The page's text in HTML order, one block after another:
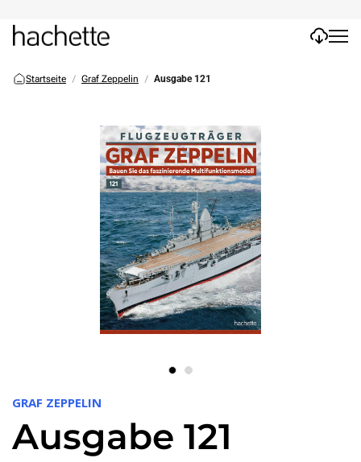
Startseite Graf Zeppelin Ausgabe 121
GRAF ZEPPELIN
Ausgabe 121